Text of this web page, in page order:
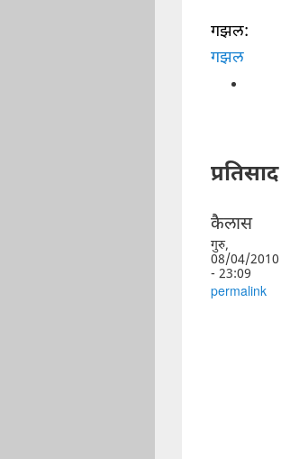
गझल:
गझल
प्रतिसाद
कैलास
गुरु,
08/04/2010
- 23:09
permalink